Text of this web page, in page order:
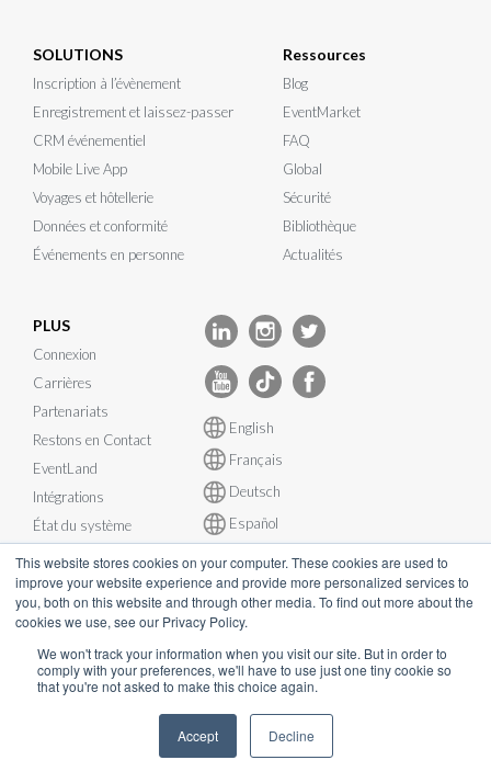
This website stores cookies on your computer. These cookies are used to
improve your website experience and provide more personalized services to
you, both on this website and through other media. To find out more about the
cookies we use, see our Privacy Policy.
We won't track your information when you visit our site. But in order to
comply with your preferences, we'll have to use just one tiny cookie so
that you're not asked to make this choice again.
Accept Decline
SOLUTIONS
Inscription à l’évènement
Enregistrement et laissez-passer
CRM événementiel
Mobile Live App
Voyages et hôtellerie
Données et conformité
Événements en personne
Ressources
Blog
EventMarket
FAQ
Global
Sécurité
Bibliothèque
Actualités
PLUS
Connexion
Carrières
Partenariats
Restons en Contact
EventLand
Intégrations
État du système
English
Français
Deutsch
Español
© InEvent, Inc. 2026
Conditions d'utilisation • Politique de confidentialité
RGPD • Plan de continuité d’activité
sales@inevent.com